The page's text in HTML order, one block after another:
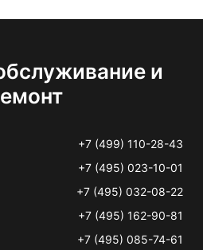
и
+7 (499) 110-28-43
+7 (495) 023-10-01
+7 (495) 032-08-22
+7 (495) 162-90-81
+7 (495) 085-74-61